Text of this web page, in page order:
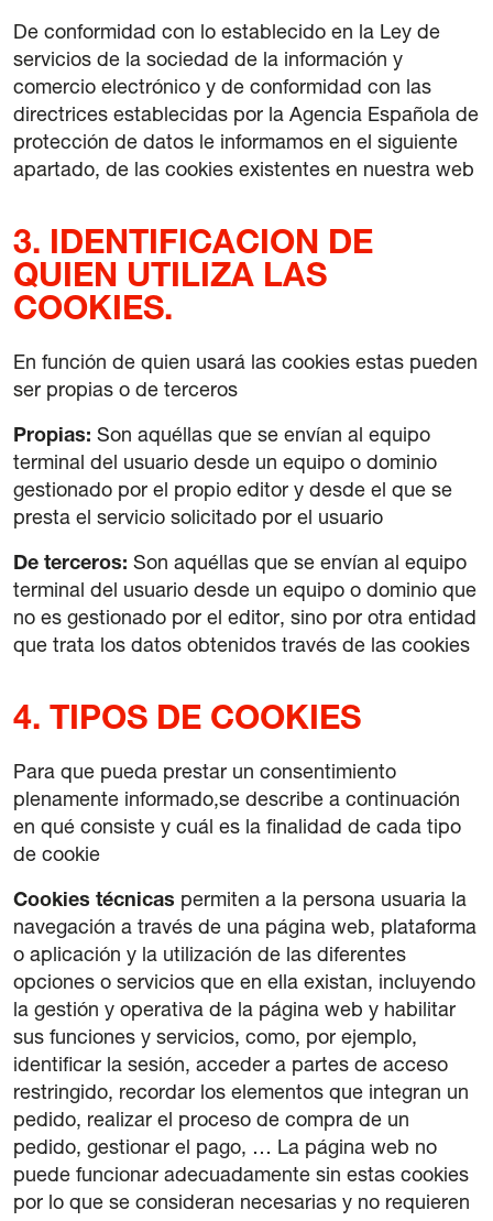
De conformidad con lo establecido en la Ley de
servicios de la sociedad de la información y
comercio electrónico y de conformidad con las
directrices establecidas por la Agencia Española de
protección de datos le informamos en el siguiente
apartado, de las cookies existentes en nuestra web
3. IDENTIFICACION DE
QUIEN UTILIZA LAS
COOKIES.
En función de quien usará las cookies estas pueden
ser propias o de terceros
Propias: Son aquéllas que se envían al equipo
terminal del usuario desde un equipo o dominio
gestionado por el propio editor y desde el que se
presta el servicio solicitado por el usuario
De terceros: Son aquéllas que se envían al equipo
terminal del usuario desde un equipo o dominio que
no es gestionado por el editor, sino por otra entidad
que trata los datos obtenidos través de las cookies
4. TIPOS DE COOKIES
Para que pueda prestar un consentimiento
plenamente informado,se describe a continuación
en qué consiste y cuál es la finalidad de cada tipo
de cookie
Cookies técnicas permiten a la persona usuaria la
navegación a través de una página web, plataforma
o aplicación y la utilización de las diferentes
opciones o servicios que en ella existan, incluyendo
la gestión y operativa de la página web y habilitar
sus funciones y servicios, como, por ejemplo,
identificar la sesión, acceder a partes de acceso
restringido, recordar los elementos que integran un
pedido, realizar el proceso de compra de un
pedido, gestionar el pago, … La página web no
puede funcionar adecuadamente sin estas cookies
por lo que se consideran necesarias y no requieren